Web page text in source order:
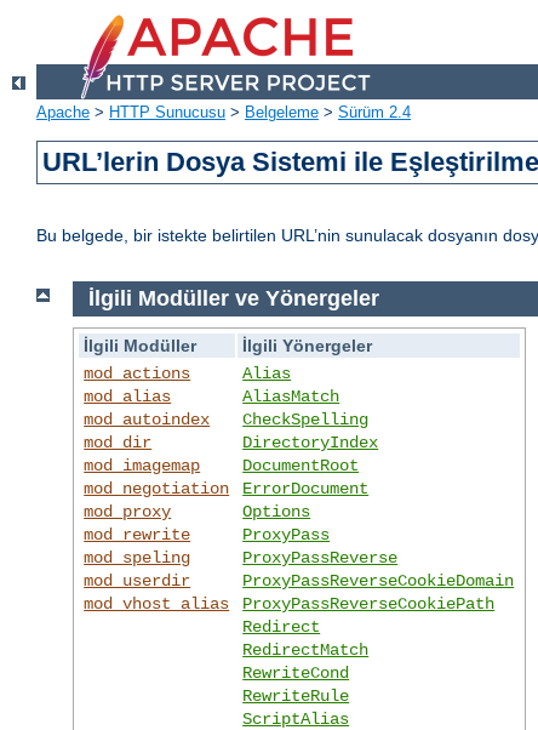
Apache > HTTP Sunucusu > Belgeleme > Sürüm 2.4
URL’lerin Dosya Sistemi ile
Bu belgede, bir istekte belirtilen URL’nin sunulacak dosyanın
İlgili Modüller ve Yönergeler
İlgili Modüller
İlgili Yönergeler
mod_actions
mod_alias
mod_autoindex
mod_dir
mod_imagemap
mod_negotiation
mod_proxy
mod_rewrite
mod_speling
mod_userdir
mod_vhost_alias
Alias
AliasMatch
CheckSpelling
DirectoryIndex
DocumentRoot
ErrorDocument
Options
ProxyPass
ProxyPassReverse
ProxyPassReverseCookieDomain
ProxyPassReverseCookiePath
Redirect
RedirectMatch
RewriteCond
RewriteRule
ScriptAlias